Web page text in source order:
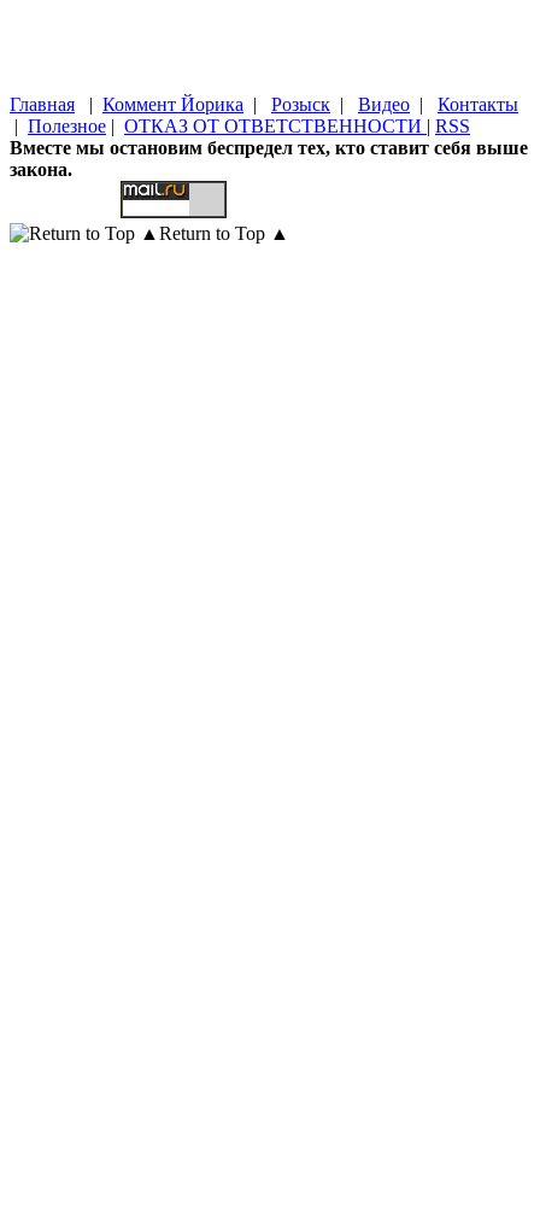
Главная | Коммент Йорика | Розыск | Видео | Контакты
| Полезное | ОТКАЗ ОТ ОТВЕТСТВЕННОСТИ | RSS
Вместе мы остановим беспредел тех, кто ставит себя выше
закона.
Return to Top ▲